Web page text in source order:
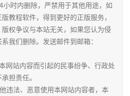
小时内删除，严禁用于其他用途，如
教程软件，得到更好的正版服务，
权争议与本站无关，如果您认为侵
我们删除。发送邮件到邮箱：
网站内容而引起的民事纷争、行政处
担责任。
违法、恶意使用本网站内容者，本